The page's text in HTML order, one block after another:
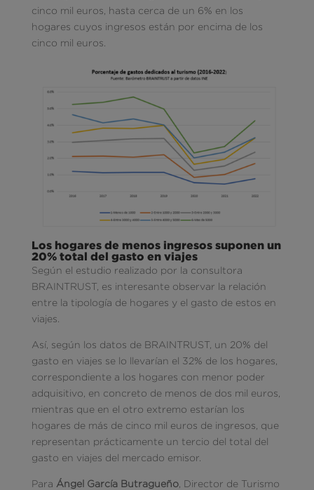
cinco mil euros, hasta cerca de un 6% en los
hogares cuyos ingresos están por encima de los
cinco mil euros.
Los hogares de menos ingresos suponen un
20% total del gasto en viajes
Según el estudio realizado por la consultora
BRAINTRUST, es interesante observar la relación
entre la tipología de hogares y el gasto de estos en
viajes.
Así, según los datos de BRAINTRUST, un 20% del
gasto en viajes se lo llevarían el 32% de los hogares,
correspondiente a los hogares con menor poder
adquisitivo, en concreto de menos de dos mil euros,
mientras que en el otro extremo estarían los
hogares de más de cinco mil euros de ingresos, que
representan prácticamente un tercio del total del
gasto en viajes del mercado emisor.
Para Ángel García Butragueño, Director de Turismo